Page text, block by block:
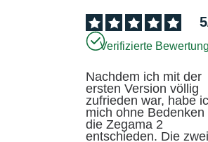
5
Verifizierte
Nachdem ich mit der
ersten Version völlig
zufrieden war, habe
mich ohne Bedenken
die Zegama 2
entschieden. Die